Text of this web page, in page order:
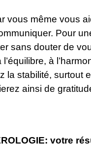
vous même vous
Pour
sans douter de
à
la stabilité, surtout
ainsi de
votre